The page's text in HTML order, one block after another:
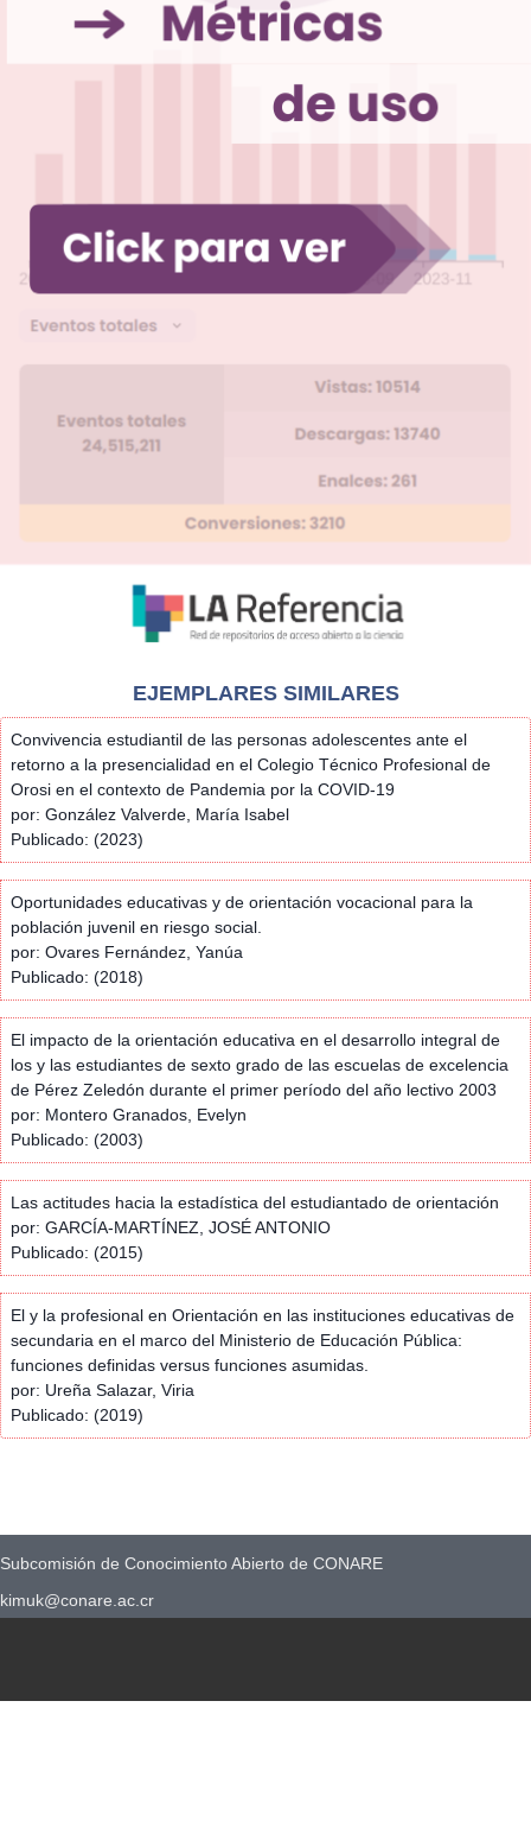
EJEMPLARES SIMILARES
Convivencia estudiantil de las personas adolescentes ante el
retorno a la presencialidad en el Colegio Técnico Profesional de
Orosi en el contexto de Pandemia por la COVID-19
por: González Valverde, María Isabel
Publicado: (2023)
Oportunidades educativas y de orientación vocacional para la
población juvenil en riesgo social.
por: Ovares Fernández, Yanúa
Publicado: (2018)
El impacto de la orientación educativa en el desarrollo integral de
los y las estudiantes de sexto grado de las escuelas de excelencia
de Pérez Zeledón durante el primer período del año lectivo 2003
por: Montero Granados, Evelyn
Publicado: (2003)
Las actitudes hacia la estadística del estudiantado de orientación
por: GARCÍA-MARTÍNEZ, JOSÉ ANTONIO
Publicado: (2015)
El y la profesional en Orientación en las instituciones educativas de
secundaria en el marco del Ministerio de Educación Pública:
funciones definidas versus funciones asumidas.
por: Ureña Salazar, Viria
Publicado: (2019)
Subcomisión de Conocimiento Abierto de CONARE
kimuk@conare.ac.cr